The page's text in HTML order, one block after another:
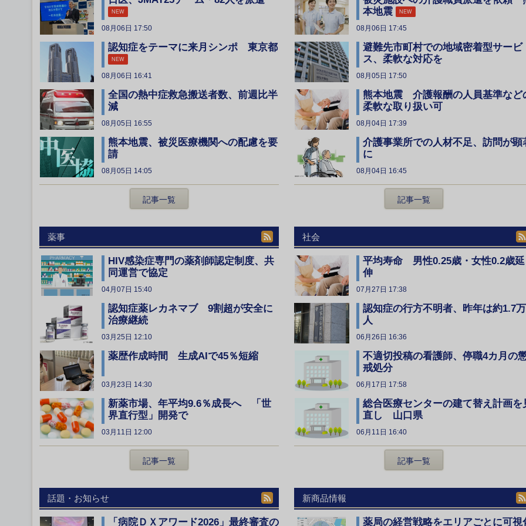
NEW
08月06日 17:50
認知症をテーマに来月シンポ 東京都
NEW
08月06日 16:41
全国の熱中症救急搬送者数、前週比半
減
08月05日 16:55
熊本地震、被災医療機関への配慮を要
請
08月05日 14:05
記事一覧
本地震
NEW
08月06日 17:45
避難先市町村での地域密着型サービ
ス、柔軟な対応を
08月05日 17:50
熊本地震 介護報酬の人員基準など
柔軟な取り扱い可
08月04日 17:39
介護事業所での人材不足、訪問が顕
に
08月04日 16:45
記事一覧
薬事
HIV感染症専門の薬剤師認定制度、共
同運営で協定
04月07日 15:40
認知症薬レカネマブ 9割超が安全に
治療継続
03月25日 12:10
薬歴作成時間 生成AIで45％短縮
03月23日 14:30
新薬市場、年平均9.6％成長へ 「世
界直行型」開発で
03月11日 12:00
記事一覧
社会
平均寿命 男性0.25歳・女性0.2歳延
伸
07月27日 17:38
認知症の行方不明者、昨年は約1.7万
人
06月26日 16:36
不適切投稿の看護師、停職4カ月の
戒処分
06月17日 17:58
総合医療センターの建て替え計画を
直し 山口県
06月11日 16:40
記事一覧
話題・お知らせ
「病院ＤＸアワード2026」最終審査の
新商品情報
薬局の経営戦略をエリアごとに可視